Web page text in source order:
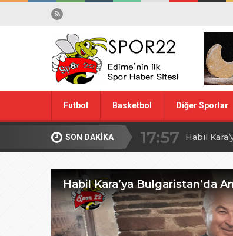
Futbol Basketbol Diğer Sporlar
SON DAKİKA
17:57 Habil
10:28 Midi
20:00
09:30 MİLLİ
08:00 Ağa
Habil Kara’ya Bulgaristan’da